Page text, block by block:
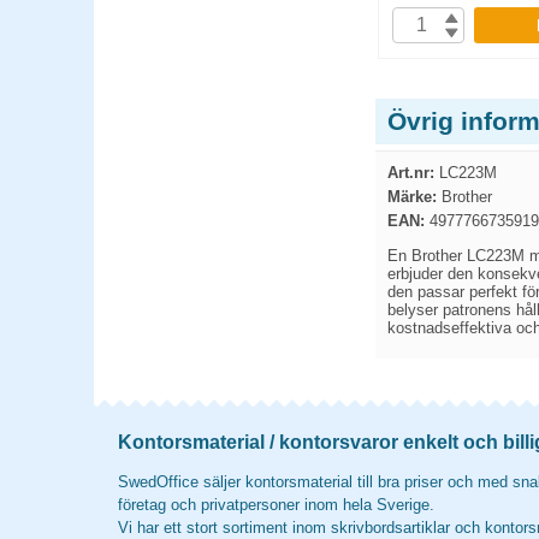
Övrig
Art.nr: LC223M
Märke: Brother
EAN: 4977766735919
En Brother LC223M
erbjuder den
den passar perfekt
belyser patronens
kostnadseffektiva
Kontorsmaterial / kontorsvaror enkelt och
SwedOffice säljer kontorsmaterial till bra priser och med
företag och privatpersoner inom hela Sverige.
Vi har ett stort sortiment inom skrivbordsartiklar och